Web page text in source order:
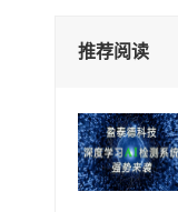
推荐阅读